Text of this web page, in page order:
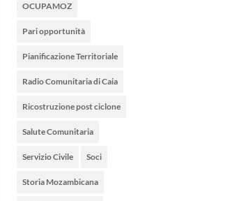
OCUPAMOZ
Pari opportunità
Pianificazione Territoriale
Radio Comunitaria di Caia
Ricostruzione post ciclone
Salute Comunitaria
Servizio Civile Soci
Storia Mozambicana